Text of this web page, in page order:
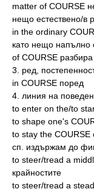
matter of COURSE
нещо естествено/в
in the ordinary
като нещо напълно
of COURSE
3. ред,
in COURSE поред
4. линия на
to enter on the/to
to shape one's
to stay the COURSE
сп. издържам до
to steer/tread a
крайностите
to steer/tread a